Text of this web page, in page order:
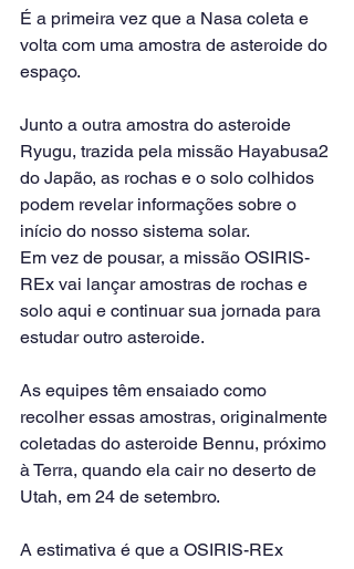
É a primeira vez que a Nasa coleta e
volta com uma amostra de asteroide do
espaço.
Junto a outra amostra do asteroide
Ryugu, trazida pela missão Hayabusa2
do Japão, as rochas e o solo colhidos
podem revelar informações sobre o
início do nosso sistema solar.
Em vez de pousar, a missão OSIRIS-
REx vai lançar amostras de rochas e
solo aqui e continuar sua jornada para
estudar outro asteroide.
As equipes têm ensaiado como
recolher essas amostras, originalmente
coletadas do asteroide Bennu, próximo
à Terra, quando ela cair no deserto de
Utah, em 24 de setembro.
A estimativa é que a OSIRIS-REx